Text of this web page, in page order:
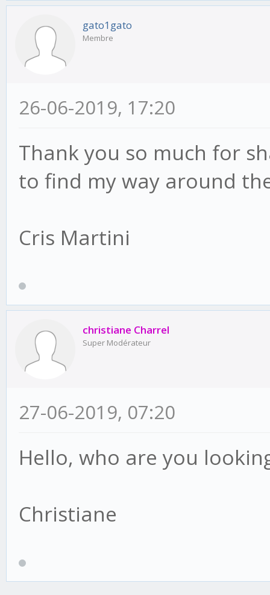
gato1gato
Membre
26-06-2019, 17:20
Thank you so much for
to find my way around
Cris Martini
christiane Charrel
Super Modérateur
27-06-2019, 07:20
Hello, who are you
Christiane